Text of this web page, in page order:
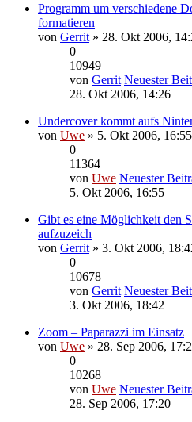
Programm um verschiedene
formatieren
von Gerrit » 28. Okt 2006,
0
10949
von Gerrit Neuester
28. Okt 2006, 14:26
Undercover kommt aufs
von Uwe » 5. Okt 2006,
0
11364
von Uwe Neuester
5. Okt 2006, 16:55
Gibt es eine Möglichkeit den
aufzuzeich
von Gerrit » 3. Okt 2006,
0
10678
von Gerrit Neuester
3. Okt 2006, 18:42
Zoom – Paparazzi im Einsatz
von Uwe » 28. Sep 2006,
0
10268
von Uwe Neuester
28. Sep 2006, 17:20